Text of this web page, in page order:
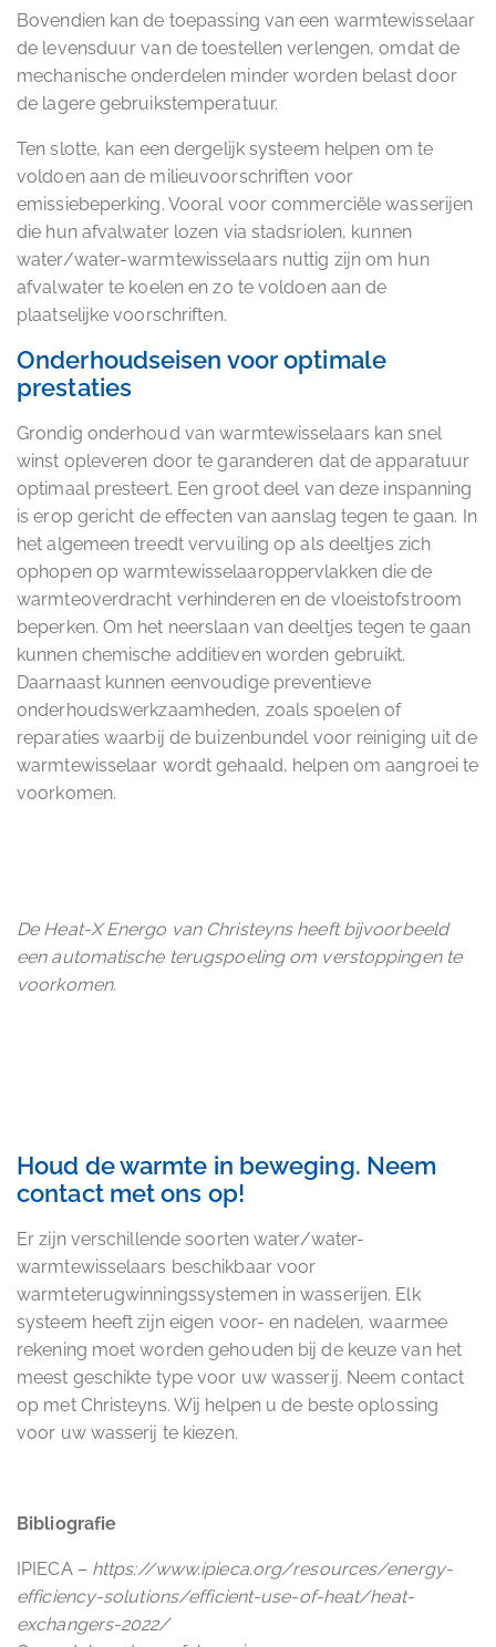
Bovendien kan de toepassing van een warmtewisselaar
de levensduur van de toestellen verlengen, omdat de
mechanische onderdelen minder worden belast door
de lagere gebruikstemperatuur.
Ten slotte, kan een dergelijk systeem helpen om te
voldoen aan de milieuvoorschriften voor
emissiebeperking. Vooral voor commerciële wasserijen
die hun afvalwater lozen via stadsriolen, kunnen
water/water-warmtewisselaars nuttig zijn om hun
afvalwater te koelen en zo te voldoen aan de
plaatselijke voorschriften.
Onderhoudseisen voor optimale
prestaties
Grondig onderhoud van warmtewisselaars kan snel
winst opleveren door te garanderen dat de apparatuur
optimaal presteert. Een groot deel van deze inspanning
is erop gericht de effecten van aanslag tegen te gaan. In
het algemeen treedt vervuiling op als deeltjes zich
ophopen op warmtewisselaaroppervlakken die de
warmteoverdracht verhinderen en de vloeistofstroom
beperken. Om het neerslaan van deeltjes tegen te gaan
kunnen chemische additieven worden gebruikt.
Daarnaast kunnen eenvoudige preventieve
onderhoudswerkzaamheden, zoals spoelen of
reparaties waarbij de buizenbundel voor reiniging uit de
warmtewisselaar wordt gehaald, helpen om aangroei te
voorkomen.
De Heat-X Energo van Christeyns heeft bijvoorbeeld
een automatische terugspoeling om verstoppingen te
voorkomen.
Houd de warmte in beweging. Neem
contact met ons op!
Er zijn verschillende soorten water/water-
warmtewisselaars beschikbaar voor
warmteterugwinningssystemen in wasserijen. Elk
systeem heeft zijn eigen voor- en nadelen, waarmee
rekening moet worden gehouden bij de keuze van het
meest geschikte type voor uw wasserij. Neem contact
op met Christeyns. Wij helpen u de beste oplossing
voor uw wasserij te kiezen.
Bibliografie
IPIECA – https://www.ipieca.org/resources/energy-
efficiency-solutions/efficient-use-of-heat/heat-
exchangers-2022/